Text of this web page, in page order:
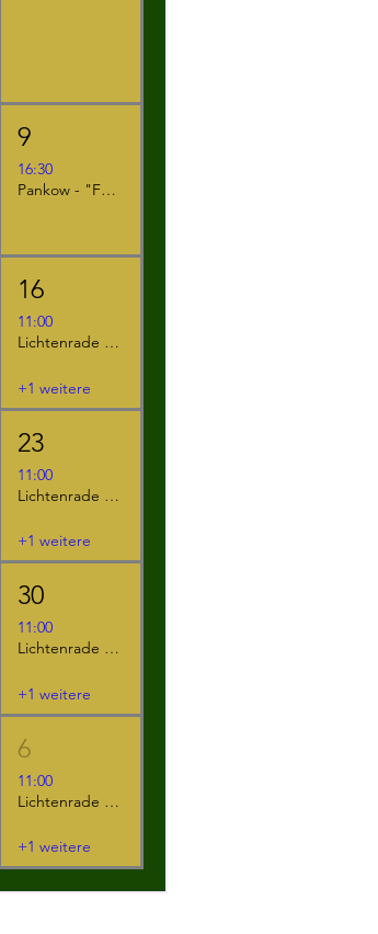
9
16:30
Pankow - "Furzipups und Lulu Lavazunge"
16
11:00
Lichtenrade - "Furzipups, der Knatterdrache"
+1 weitere
23
11:00
Lichtenrade - "Furzipups und Lulu Lavazunge"
+1 weitere
30
11:00
Lichtenrade - "Der kleine Ritter Kackebart"
+1 weitere
6
11:00
Lichtenrade - "Das NEINhorn"
+1 weitere